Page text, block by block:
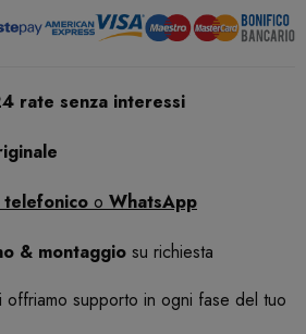
rate senza interessi
o WhatsApp
& montaggio su richiesta
offriamo supporto in ogni fase del tuo